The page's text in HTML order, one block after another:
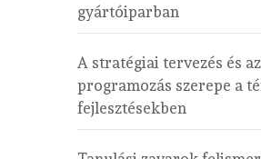
gyártóiparban
A stratégiai tervezés és
programozás szerepe a
fejlesztésekben